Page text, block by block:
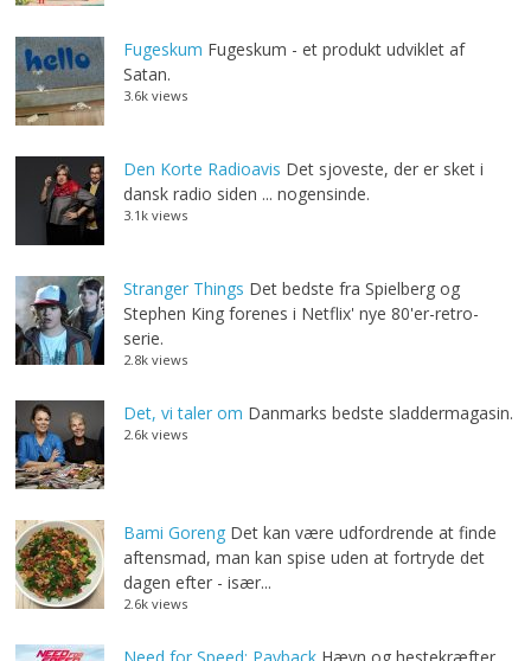
Fugeskum Fugeskum - et produkt udviklet af
Satan.
3.6k views
Den Korte Radioavis Det sjoveste, der er sket i
dansk radio siden ... nogensinde.
3.1k views
Stranger Things Det bedste fra Spielberg og
Stephen King forenes i Netflix' nye 80'er-retro-
serie.
2.8k views
Det, vi taler om Danmarks bedste sladdermagasin.
2.6k views
Bami Goreng Det kan være udfordrende at finde
aftensmad, man kan spise uden at fortryde det
dagen efter - især...
2.6k views